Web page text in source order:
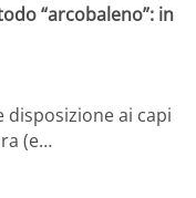
“arcobaleno”: in
ai capi
(e…